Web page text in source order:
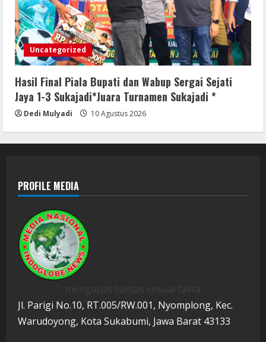
Uncategorized
Hasil Final Piala Bupati dan Wabup Sergai Sejati
Jaya 1-3 Sukajadi*Juara Turnamen Sukajadi *
Dedi Mulyadi 10 Agustus 2026
PROFILE MEDIA
Jl. Parigi No.10, RT.005/RW.001, Nyomplong, Kec.
Warudoyong, Kota Sukabumi, Jawa Barat 43133